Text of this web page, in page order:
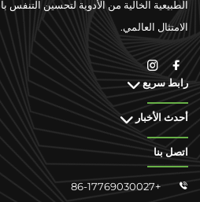
الطبيعية الخالية من الأدوية لتحسين التنفس
الامتثال العالمي.
رابط سريع
أحدث الأخبار
اتصل بنا

+86-17769030027